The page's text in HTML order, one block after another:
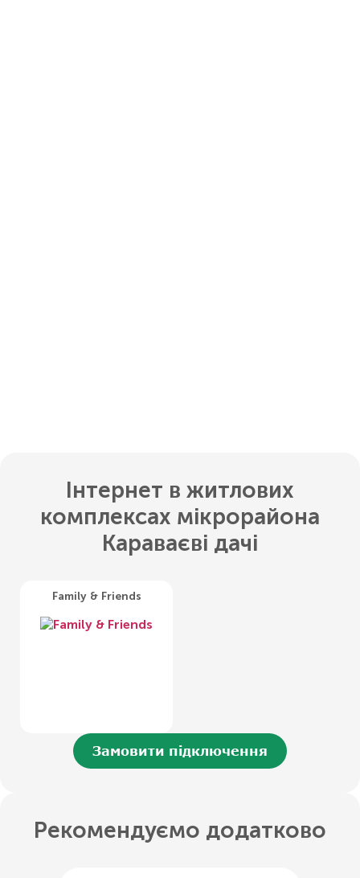
Інтернет в житлових
комплексах мікрорайона
Караваєві дачі
Family & Friends
Замовити підключення
Рекомендуємо додатково